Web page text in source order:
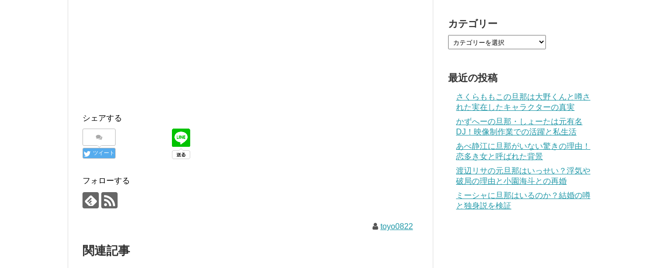
シェアする
ツイート
フォローする
toyo0822
関連記事
カテゴリー
最近の投稿
さくらももこの旦那は大野くんと噂さ
れた実在したキャラクターの真実
かずへーの旦那・しょーたは元有名
DJ！映像制作業での活躍と私生活
あべ静江に旦那がいない驚きの理由！
恋多き女と呼ばれた背景
渡辺リサの元旦那はいっせい？浮気や
破局の理由と小園海斗との再婚
ミーシャに旦那はいるのか？結婚の噂
と独身説を検証